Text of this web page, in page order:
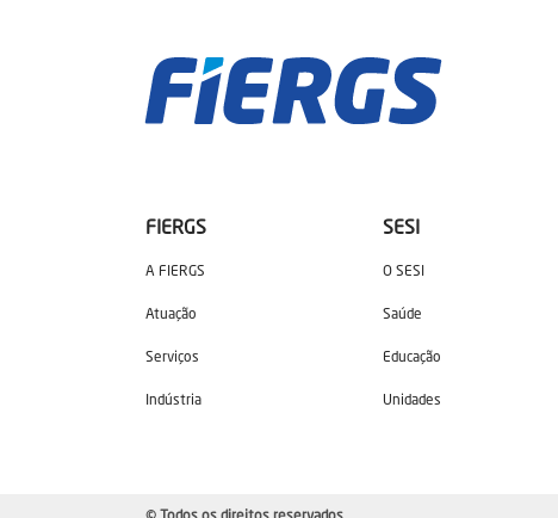
FIERGS
A FIERGS
Atuação
Serviços
Indústria
SESI
O SESI
Saúde
Educação
Unidades